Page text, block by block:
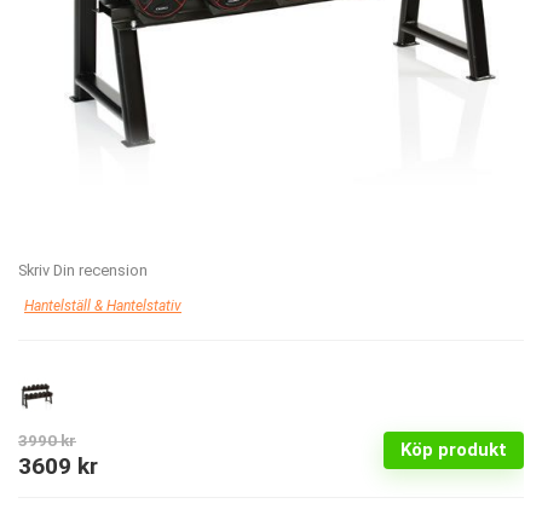
Skriv Din recension
Hantelställ & Hantelstativ
Köp produkt
3990kr
Det
3609 krDet